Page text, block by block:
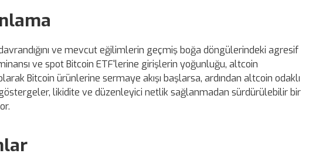
davrandığını ve mevcut eğilimlerin geçmiş boğa döngülerindeki agresif
ve spot Bitcoin ETF'lerine girişlerin yoğunluğu, altcoin
Bitcoin ürünlerine sermaye akışı başlarsa, ardından altcoin odaklı
likidite ve düzenleyici netlik sağlanmadan sürdürülebilir bir